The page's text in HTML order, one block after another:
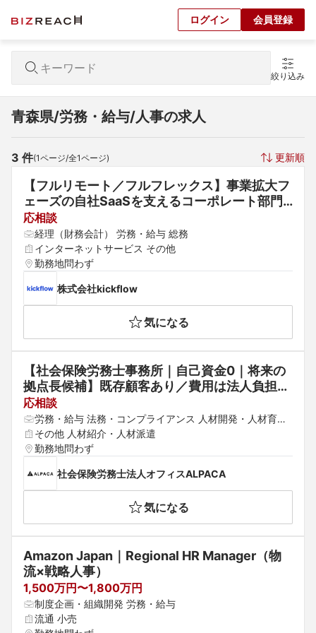
ログイン 会員登録
絞り込み
青森県/労務・給与/人事の求人
3 件(1ページ/全1ページ) 更新順
【フルリモート／フルフレックス】事業拡大フ
ェーズの自社SaaSを支えるコーポレート部門
のリーダーを募集中！
応相談
経理（財務会計） 労務・給与 総務
インターネットサービス その他
勤務地問わず
株式会社kickflow
気になる
【社会保険労務士事務所｜自己資金0｜将来の
拠点長候補】既存顧客あり／費用は法人負担◆
本事務所での社労士キャリアも選択可能
応相談
労務・給与 法務・コンプライアンス 人材開発・人材育
成・研修
その他 人材紹介・人材派遣
勤務地問わず
社会保険労務士法人オフィスALPACA
気になる
Amazon Japan｜Regional HR Manager（物
流×戦略人事）
1,500万円〜1,800万円
制度企画・組織開発 労務・給与
流通 小売